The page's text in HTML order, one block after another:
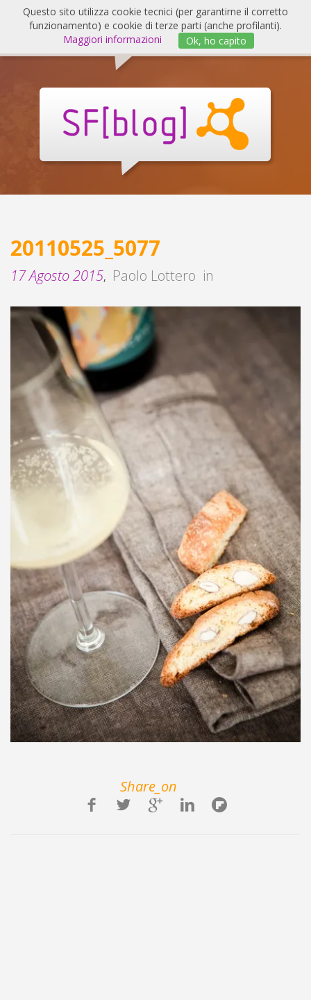
Salta
contenuto
Blog
20110525_5077
17 Agosto 2015, Paolo Lottero in
Share_on
Questo sito utilizza cookie tecnici (per garantirne il corretto
funzionamento) e cookie di terze parti (anche profilanti).
Maggiori informazioni
Ok, ho capito